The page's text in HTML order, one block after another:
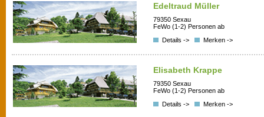
Edeltraud Müller
79350 Sexau
FeWo (1-2) Personen ab
Details ->
Merken ->
Elisabeth Krappe
79350 Sexau
FeWo (1-2) Personen ab
Details ->
Merken ->